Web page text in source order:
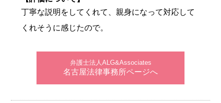
丁寧な説明をしてくれて、親身になって対応して
くれそうに感じたので。
弁護士法人ALG&Associates
名古屋法律事務所ページへ